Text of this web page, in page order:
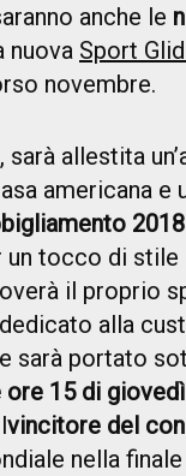
anche le
nuova Sport
novembre.
sarà allestita
americana e
un tocco di
il proprio
dedicato alla
sarà portato
15 di
vincitore del
nella